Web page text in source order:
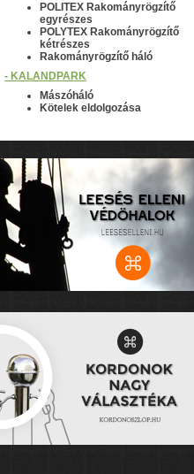
POLITEX Rakományrögzítő
egyrészes
POLYTEX Rakományrögzítő
kétrészes
Rakományrögzítő háló
- KALANDPARK
Mászóháló
Kötelek eldolgozása